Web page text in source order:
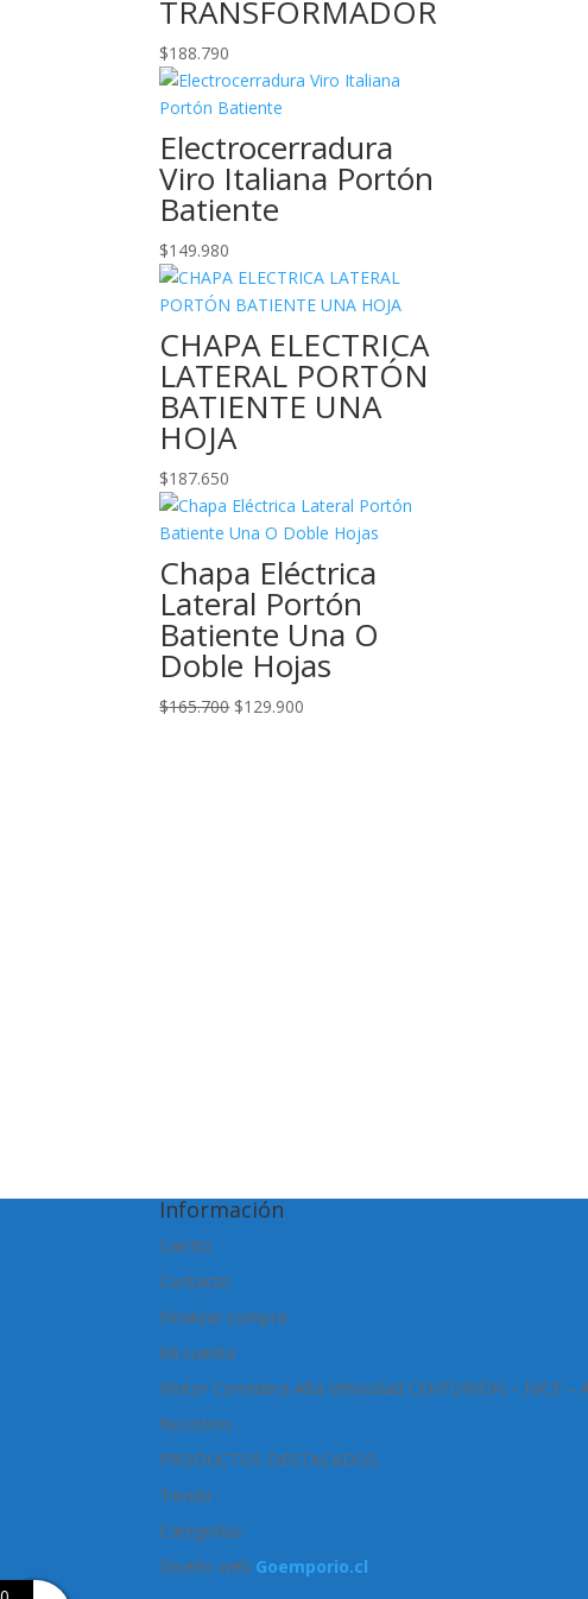
TRANSFORMADOR
$188.790
Electrocerradura
Viro Italiana Portón
Batiente
$149.980
CHAPA ELECTRICA
LATERAL PORTÓN
BATIENTE UNA
HOJA
$187.650
Chapa Eléctrica
Lateral Portón
Batiente Una O
Doble Hojas
$165.700 El
$129.900
Información
Carrito
Contacto
Finalizar compra
Mi cuenta
Motor Corredera Alta Velocidad CENTURIÓN – NICE –
Nosotros
PRODUCTOS DESTACADOS
Tienda
Categorías
Diseño web Goemporio.cl